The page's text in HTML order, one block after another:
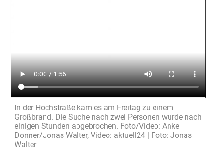
In der Hochstraße kam es am Freitag zu einem
Großbrand. Die Suche nach zwei Personen wurde nach
einigen Stunden abgebrochen. Foto/Video: Anke
Donner/Jonas Walter, Video: aktuell24 | Foto: Jonas
Walter